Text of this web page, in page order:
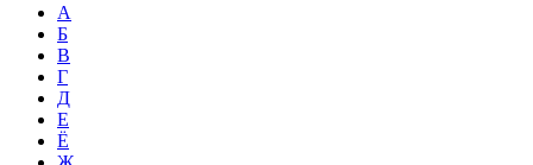
А
Б
В
Г
Д
Е
Ё